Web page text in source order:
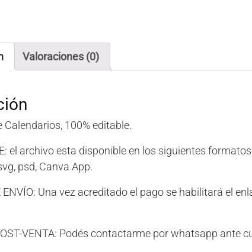
Valoraciones (0)
Calendarios, 100% editable.
el archivo esta disponible en los siguientes
psd, Canva App.
ENVÍO: Una vez acreditado el pago se habilitará el
VENTA: Podés contactarme por whatsapp ante